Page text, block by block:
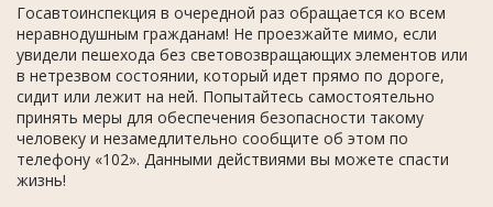
Госавтоинспекция в очередной раз обращается ко всем
неравнодушным гражданам! Не проезжайте мимо, если
увидели пешехода без световозвращающих элементов или
в нетрезвом состоянии, который идет прямо по дороге,
сидит или лежит на ней. Попытайтесь самостоятельно
принять меры для обеспечения безопасности такому
человеку и незамедлительно сообщите об этом по
телефону «102». Данными действиями вы можете спасти
жизнь!